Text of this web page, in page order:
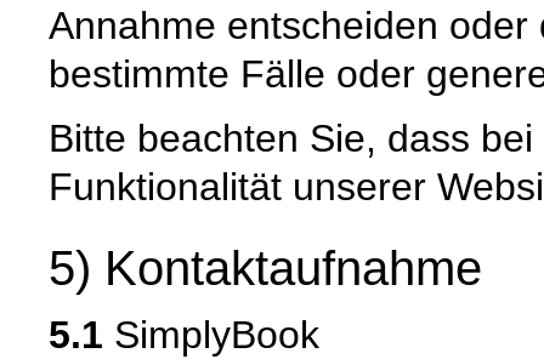
Annahme entscheiden
bestimmte Fälle oder
Bitte beachten Sie, dass
Funktionalität unserer
5) Kontaktaufnahme
5.1 SimplyBook